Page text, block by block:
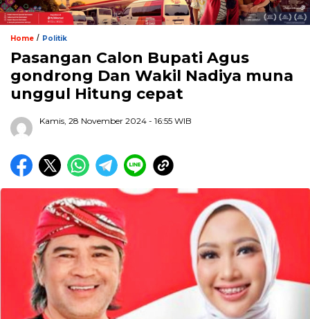
Home / Politik
Pasangan Calon Bupati Agus
gondrong Dan Wakil Nadiya muna
unggul Hitung cepat
Kamis, 28 November 2024 - 16:55 WIB